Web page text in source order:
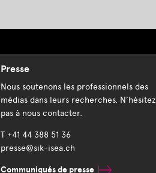
Presse
Nous soutenons les professionnels des
médias dans leurs recherches. N’hésitez
pas à nous contacter.
T +41 44 388 51 36
presse@sik-isea.ch
Communiqués de presse